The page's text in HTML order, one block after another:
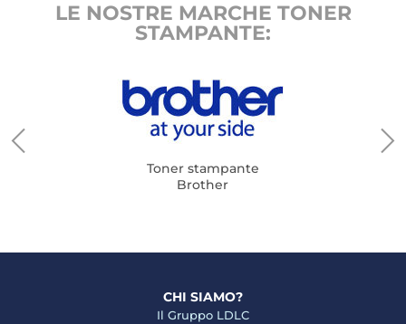
LE NOSTRE MARCHE TONER
STAMPANTE:
Toner stampante
Brother
CHI SIAMO?
Il Gruppo LDLC